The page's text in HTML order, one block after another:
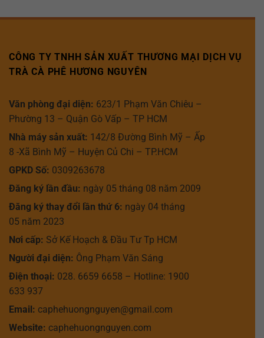
CÔNG TY TNHH SẢN XUẤT THƯƠNG MẠI DỊCH VỤ
TRÀ CÀ PHÊ HƯƠNG NGUYÊN
Văn phòng đại diện: 623/1 Phạm Văn Chiêu –
Phường 13 – Quận Gò Vấp – TP HCM
Nhà máy sản xuất: 142/8 Đường Bình Mỹ – Ấp
8 -Xã Bình Mỹ – Huyện Củ Chi – TP.HCM
GPKD Số: 0309263678
Đăng ký lần đầu: ngày 05 tháng 08 năm 2009
Đăng ký thay đổi lần thứ 6: ngày 04 tháng
05 năm 2023
Nơi cấp: Sở Kế Hoạch & Đầu Tư Tp HCM
Người đại diện: Ông Phạm Văn Sáng
Điện thoại: 028. 6659 6658 – Hotline: 1900
633 937
Email: caphehuongnguyen@gmail.com
Website: caphehuongnguyen.com